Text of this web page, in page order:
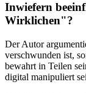
Inwiefern
Wirklichen"?
Der Autor
verschwunden ist,
bewahrt in Teilen
digital manipuliert